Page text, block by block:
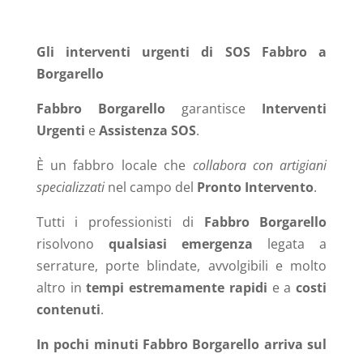
Gli interventi urgenti di SOS Fabbro a
Borgarello
Fabbro Borgarellogarantisce Interventi
Urgenti eAssistenza SOS.
È un fabbro locale che collabora con artigiani
specializzatinel campo del Pronto Intervento.
Tutti i professionisti di Fabbro Borgarello
risolvono qualsiasi emergenza legata a
serrature, porte blindate, avvolgibili e molto
altro intempi estremamente rapidi e a costi
contenuti.
In pochi minuti Fabbro Borgarello arriva sul